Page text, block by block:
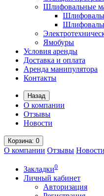
Шлифовальные
Ямобуры
Условия аренды
Доставка и оплата
Аренда манипулятора
Контакты
Назад
О компании
Отзывы
Новости
Корзина: 0
О компании Отзывы Новости
Закладки0
Личный кабинет
Авторизация